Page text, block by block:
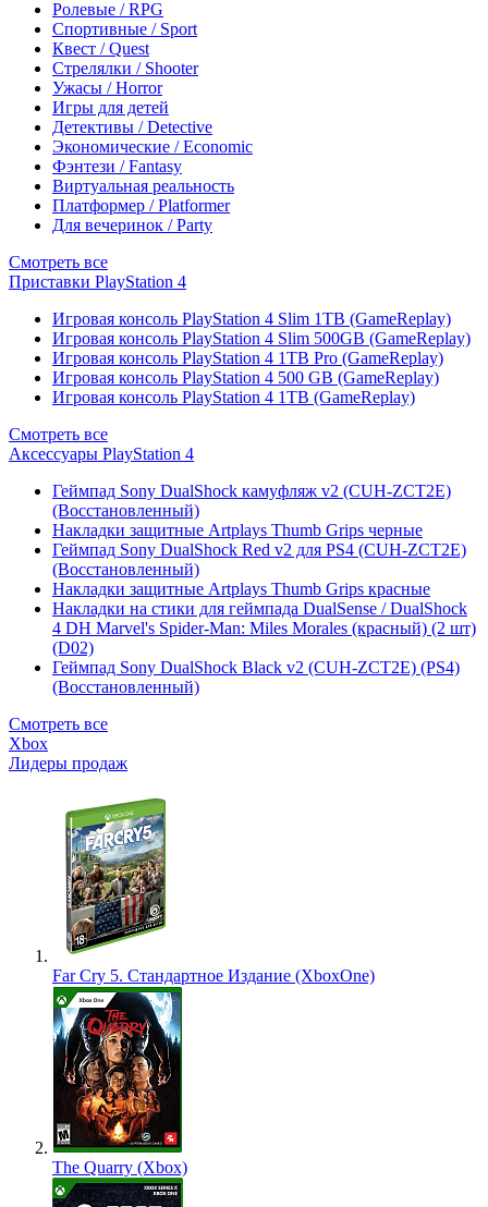
Ролевые / RPG
Спортивные / Sport
Квест / Quest
Стрелялки / Shooter
Ужасы / Horror
Игры для детей
Детективы / Detective
Экономические / Economic
Фэнтези / Fantasy
Виртуальная реальность
Платформер / Platformer
Для вечеринок / Party
Смотреть все
Приставки PlayStation 4
Игровая консоль PlayStation 4 Slim 1TB (GameReplay)
Игровая консоль PlayStation 4 Slim 500GB (GameReplay)
Игровая консоль PlayStation 4 1TB Pro (GameReplay)
Игровая консоль PlayStation 4 500 GB (GameReplay)
Игровая консоль PlayStation 4 1TB (GameReplay)
Смотреть все
Аксессуары PlayStation 4
Геймпад Sony DualShock камуфляж v2 (CUH-ZCT2E)
(Восстановленный)
Накладки защитные Artplays Thumb Grips черные
Геймпад Sony DualShock Red v2 для PS4 (CUH-ZCT2E)
(Восстановленный)
Накладки защитные Artplays Thumb Grips красные
Накладки на стики для геймпада DualSense / DualShock
4 DH Marvel's Spider-Man: Miles Morales (красный) (2 шт)
(D02)
Геймпад Sony DualShock Black v2 (CUH-ZCT2E) (PS4)
(Восстановленный)
Смотреть все
Xbox
Лидеры продаж
Far Cry 5. Стандартное Издание (XboxOne)
The Quarry (Xbox)